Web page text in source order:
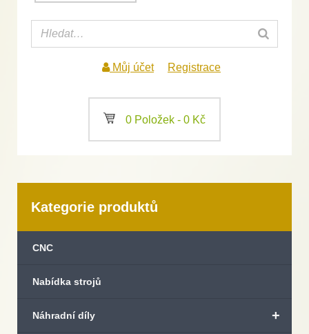
Můj účet Registrace
a 0 Položek - 0 Kč
Kategorie produktů
CNC
Nabídka strojů
+
Náhradní díly